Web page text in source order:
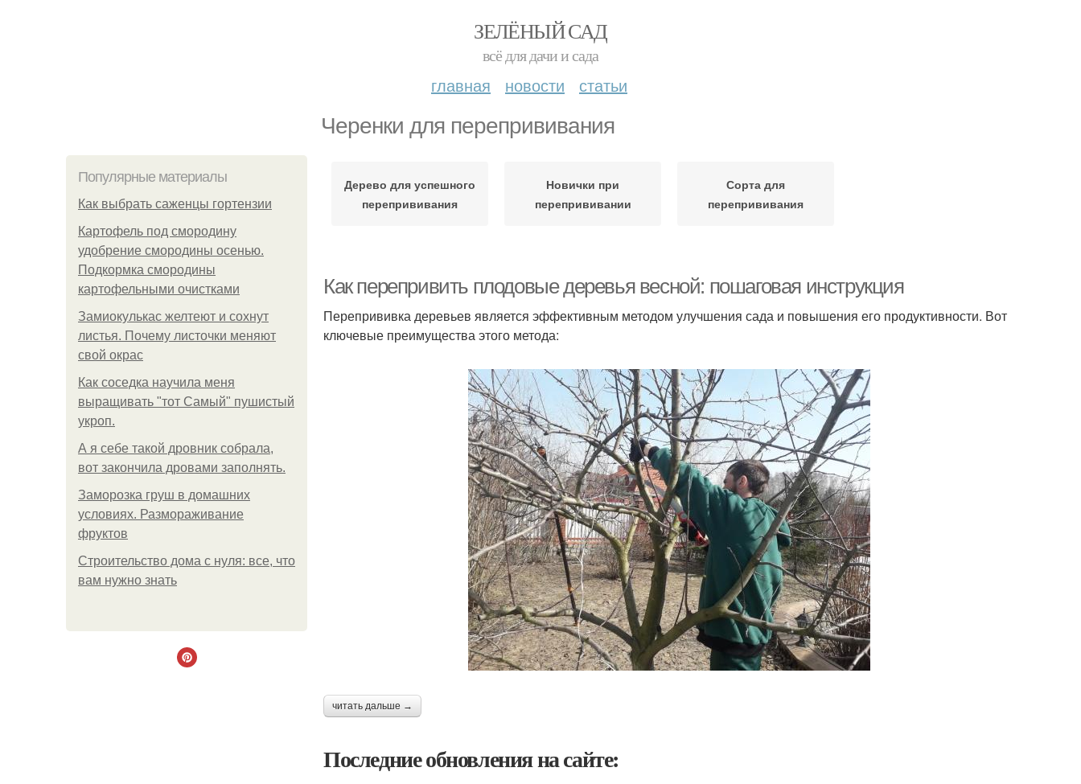
ЗЕЛЁНЫЙ САД
всё для дачи и сада
главная новости статьи
Черенки для перепрививания
Популярные материалы
Как выбрать саженцы гортензии
Картофель под смородину
удобрение смородины осенью.
Подкормка смородины
картофельными очистками
Замиокулькас желтеют и сохнут
листья. Почему листочки меняют
свой окрас
Как соседка научила меня
выращивать "тот Самый" пушистый
укроп.
А я себе такой дровник собрала,
вот закончила дровами заполнять.
Заморозка груш в домашних
условиях. Размораживание
фруктов
Строительство дома с нуля: все, что
вам нужно знать
Дерево для успешного
перепрививания
Новички при
перепрививании
Сорта для
перепрививания
Как перепривить плодовые деревья весной: пошаговая инструкция
Перепрививка деревьев является эффективным методом улучшения сада и повышения его продуктивности. Вот
ключевые преимущества этого метода:
читать дальше →
Последние обновления на сайте: